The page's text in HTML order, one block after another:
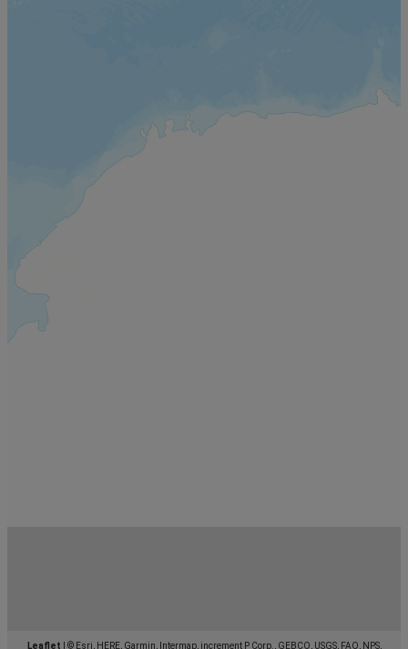
Leaflet
© Esri, HERE, Garmin, Intermap, increment P Corp., GEBCO, USGS, FAO, NPS,